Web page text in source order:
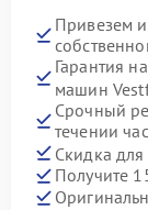
Привезем
Гарантия
машин
Срочный
течении
Скидка для
Получите